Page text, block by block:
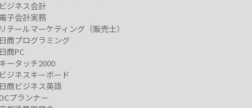
ビジネス会計
電子会計実務
リテールマーケティング（販売士）
日商プログラミング
日商PC
キータッチ2000
ビジネスキーボード
日商ビジネス英語
DCプランナー